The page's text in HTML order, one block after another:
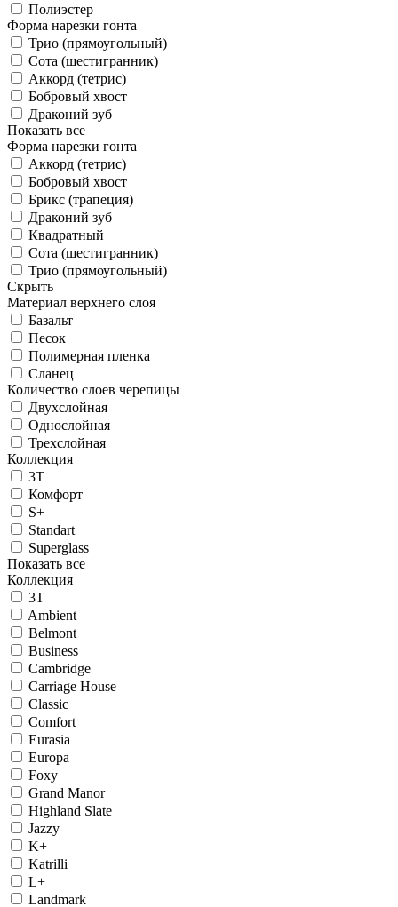
Полиэстер
Форма нарезки гонта
Трио (прямоугольный)
Сота (шестигранник)
Аккорд (тетрис)
Бобровый хвост
Драконий зуб
Показать все
Форма нарезки гонта
Аккорд (тетрис)
Бобровый хвост
Брикс (трапеция)
Драконий зуб
Квадратный
Сота (шестигранник)
Трио (прямоугольный)
Скрыть
Материал верхнего слоя
Базальт
Песок
Полимерная пленка
Сланец
Количество слоев черепицы
Двухслойная
Однослойная
Трехслойная
Коллекция
3T
Комфорт
S+
Standart
Superglass
Показать все
Коллекция
3T
Ambient
Belmont
Business
Cambridge
Carriage House
Classic
Comfort
Eurasia
Europa
Foxy
Grand Manor
Highland Slate
Jazzy
K+
Katrilli
L+
Landmark